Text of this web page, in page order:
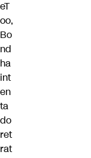
eT
oo,
Bo
nd
ha
int
en
ta
do
ret
rat